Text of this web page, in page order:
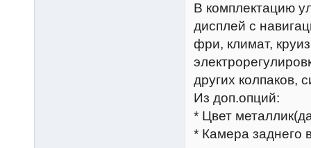
В комплектацию
дисплей с
фри, климат,
других колпаков,
Из доп.опций:
* Цвет
* Камера заднего